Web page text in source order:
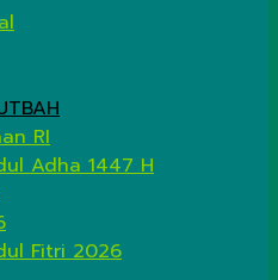
RI
Adha 1447 H
Fitri 2026